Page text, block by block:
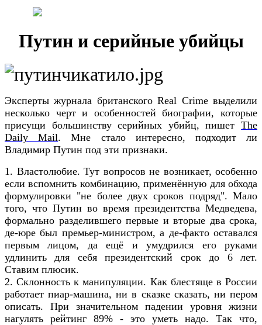
Путин и серийные убийцы
Эксперты журнала британского Real Crime выделили
несколько черт и особенностей биографии, которые
присущи большинству серийных убийц, пишет The
Daily Mail. Мне стало интересно, подходит ли
Владимир Путин под эти признаки.
1. Властолюбие. Тут вопросов не возникает, особенно
если вспомнить комбинацию, применённую для обхода
формулировки "не более двух сроков подряд". Мало
того, что Путин во время президентства Медведева,
формально разделившего первые и вторые два срока,
де-юре был премьер-министром, а де-факто оставался
первым лицом, да ещё и умудрился его руками
удлинить для себя президентский срок до 6 лет.
Ставим плюсик.
2. Склонность к манипуляции. Как блестяще в России
работает пиар-машина, ни в сказке сказать, ни пером
описать. При значительном падении уровня жизни
нагулять рейтинг 89% - это уметь надо. Так что,